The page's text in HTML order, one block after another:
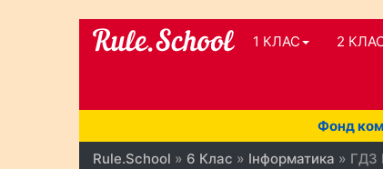
1 КЛАС 2
Фонд
Rule.School » 6 Клас » Інформатика » ГДЗ